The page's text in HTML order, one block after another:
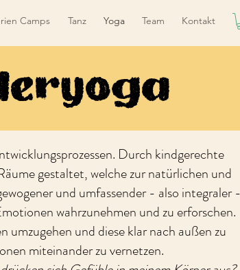
Camps Tanz Yoga Team Kontakt
Durch kindgerechte
gestaltet, welche zur natürlichen und
und umfassender - also integraler -
wahrzunehmen und zu erforschen.
und diese klar nach außen zu
miteinander zu vernetzen.